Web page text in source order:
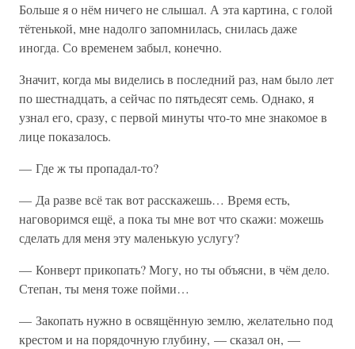
Больше я о нём ничего не слышал. А эта картина, с голой
тётенькой, мне надолго запомнилась, снилась даже
иногда. Со временем забыл, конечно.
Значит, когда мы виделись в последний раз, нам было лет
по шестнадцать, а сейчас по пятьдесят семь. Однако, я
узнал его, сразу, с первой минуты что-то мне знакомое в
лице показалось.
— Где ж ты пропадал-то?
— Да разве всё так вот расскажешь… Время есть,
наговоримся ещё, а пока ты мне вот что скажи: можешь
сделать для меня эту маленькую услугу?
— Конверт прикопать? Могу, но ты объясни, в чём дело.
Степан, ты меня тоже пойми…
— Закопать нужно в освящённую землю, желательно под
крестом и на порядочную глубину, — сказал он, —